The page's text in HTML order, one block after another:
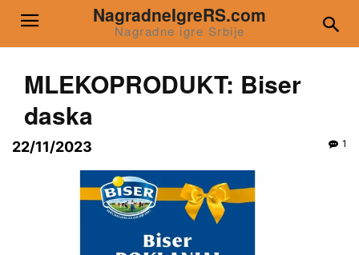
NagradneIgreRS.com
Nagradne igre Srbije
MLEKOPRODUKT: Biser
daska
22/11/2023 1